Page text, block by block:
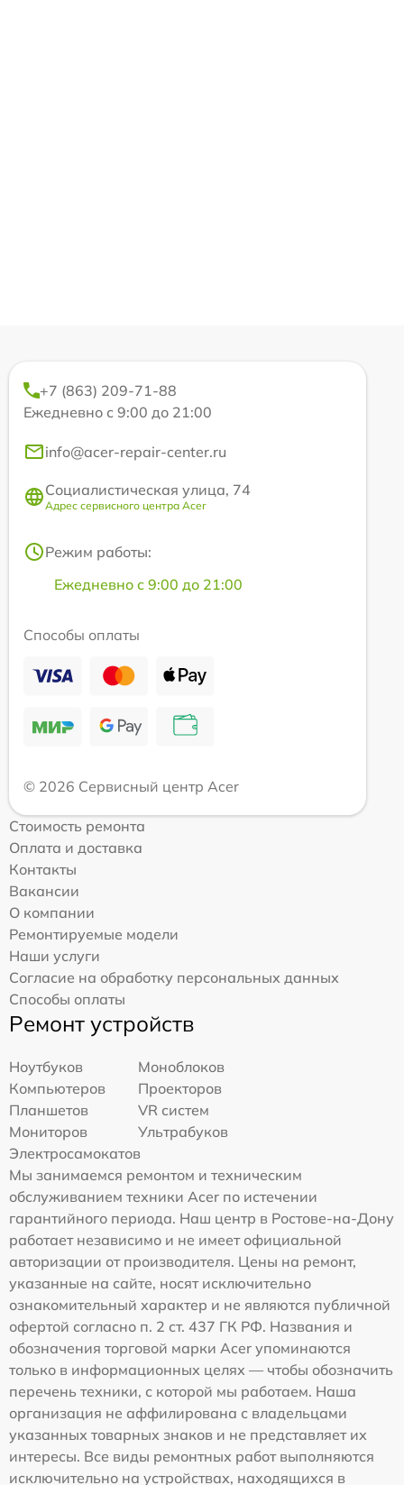
+7 (863) 209-71-88
Ежедневно с 9:00 до 21:00
info@acer-repair-center.ru
Социалистическая улица, 74
Адрес сервисного центра Acer
Режим работы:
Ежедневно с 9:00 до 21:00
Способы оплаты
© 2026 Сервисный центр Acer
Стоимость ремонта
Оплата и доставка
Контакты
Вакансии
О компании
Ремонтируемые модели
Наши услуги
Согласие на обработку персональных данных
Способы оплаты
Ремонт устройств
Ноутбуков
Моноблоков
Компьютеров
Проекторов
Планшетов
VR систем
Мониторов
Ультрабуков
Электросамокатов
Мы занимаемся ремонтом и техническим
обслуживанием техники Acer по истечении
гарантийного периода. Наш центр в Ростове-на-Дону
работает независимо и не имеет официальной
авторизации от производителя. Цены на ремонт,
указанные на сайте, носят исключительно
ознакомительный характер и не являются публичной
офертой согласно п. 2 ст. 437 ГК РФ. Названия и
обозначения торговой марки Acer упоминаются
только в информационных целях — чтобы обозначить
перечень техники, с которой мы работаем. Наша
организация не аффилирована с владельцами
указанных товарных знаков и не представляет их
интересы. Все виды ремонтных работ выполняются
исключительно на устройствах, находящихся в